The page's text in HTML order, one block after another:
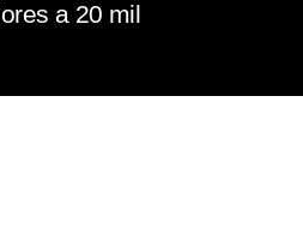
a 20 mil